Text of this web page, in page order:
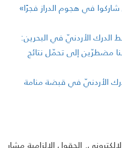
في هجوم الدراز فجرًا»
الأردنيّ في البحرين:
إلى تحمّل نتائج
الأردنيّ في قبضة منامة
الحقول الإلزامية مشار